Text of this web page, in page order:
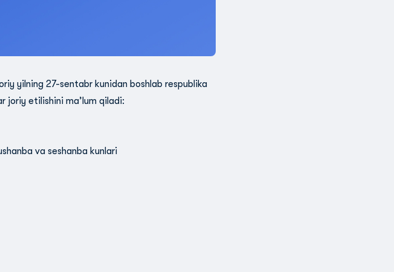
yilning 27-sentabr kunidan boshlab respublika
joriy etilishini ma’lum qiladi:
va seshanba kunlari